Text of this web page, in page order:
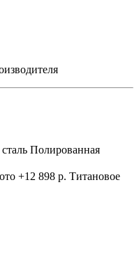
Полированная
Титановое